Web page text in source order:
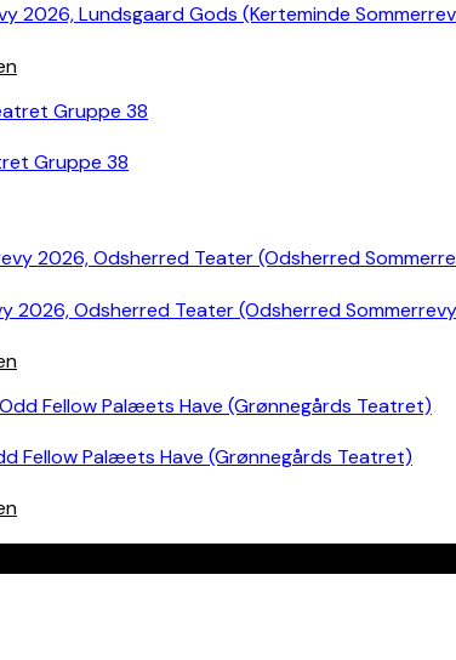
2026, Lundsgaard Gods (Kerteminde
Gruppe 38
2026, Odsherred Teater (Odsherred
Fellow Palæets Have (Grønnegårds Teatret)